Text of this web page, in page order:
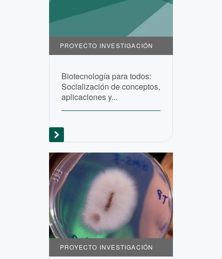
PROYECTO INVESTIGACIÓN
Biotecnología para todos:
Socialización de conceptos,
aplicaciones y...
PROYECTO INVESTIGACIÓN